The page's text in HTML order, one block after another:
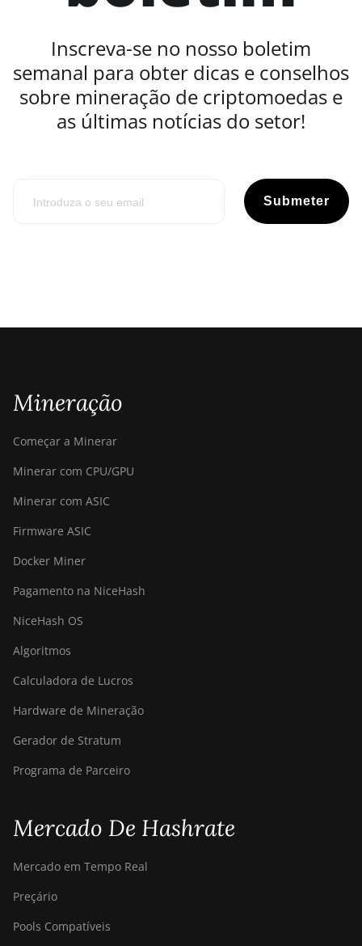
Inscreva-se no nosso boletim
semanal para obter dicas e conselhos
sobre mineração de criptomoedas e
as últimas notícias do setor!
Submeter
Mineração
Começar a Minerar
Minerar com CPU/GPU
Minerar com ASIC
Firmware ASIC
Docker Miner
Pagamento na NiceHash
NiceHash OS
Algoritmos
Calculadora de Lucros
Hardware de Mineração
Gerador de Stratum
Programa de Parceiro
Mercado De Hashrate
Mercado em Tempo Real
Preçário
Pools Compatíveis